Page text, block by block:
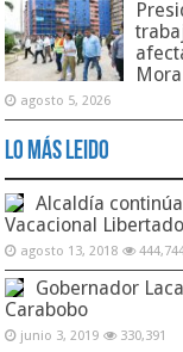
Mora
agosto 5, 2026
Lo Más Leido
Alcaldía
Vacacional
agosto 13, 2018
Gobernador
Carabobo
junio 3, 2019 330,391